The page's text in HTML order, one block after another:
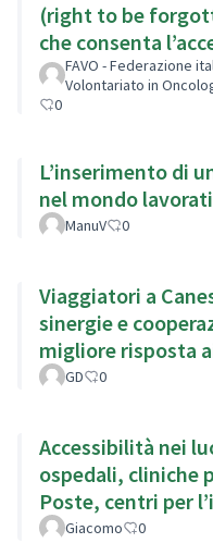
(right to be
che consenta
assicurazioni
FAVO - Federazione
Volontariato in
0
L’inserimento di
nel mondo
ManuV 0
Viaggiatori a
sinergie e
migliore risposta
del territorio.
GD 0
Accessibilità nei
ospedali, cliniche
Poste, centri per
sottotitoli
Giacomo 0